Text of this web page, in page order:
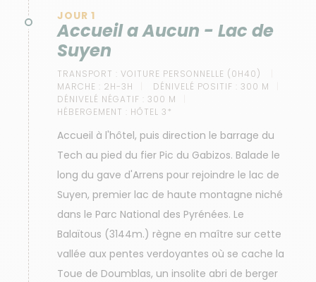
JOUR 1
Accueil a Aucun - Lac de
Suyen
TRANSPORT : VOITURE PERSONNELLE (0H40)
MARCHE : 2H-3H DÉNIVELÉ POSITIF : 300 M
DÉNIVELÉ NÉGATIF : 300 M
HÉBERGEMENT : HÔTEL 3*
Accueil à l'hôtel, puis direction le barrage du
Tech au pied du fier Pic du Gabizos. Balade le
long du gave d'Arrens pour rejoindre le lac de
Suyen, premier lac de haute montagne niché
dans le Parc National des Pyrénées. Le
Balaïtous (3144m.) règne en maître sur cette
vallée aux pentes verdoyantes où se cache la
Toue de Doumblas, un insolite abri de berger